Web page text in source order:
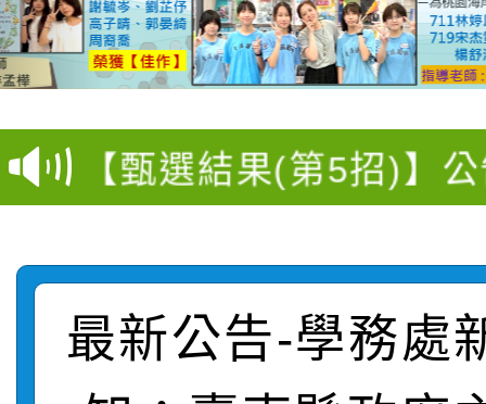
【選舉公告】本校115
評審委員會」及「教師
員會」之票選委員選舉
【甄選結果(第13招)】
學年度第1學期第7次
【甄選結果(第5招)】
學年度第1學期第9次代
結果(第5招)
【甄選結果(第4招)】
學年度第1學期第9次代
結果(第4招)
【甄選結果(第12招)】
學年度第1學期第7次代
轉知：桃園市115學年
最新公告-學務處